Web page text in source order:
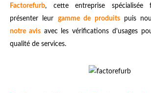
Factorefurb, cette entreprise spécialisée
présenter leur gamme de produitspuis
notre avisavec les vérifications d'usages
qualité de services.